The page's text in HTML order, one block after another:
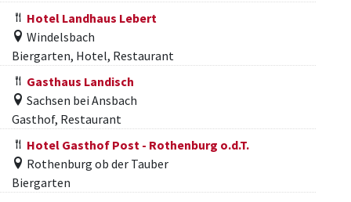
Hotel Landhaus Lebert
Windelsbach
Biergarten, Hotel, Restaurant
Gasthaus Landisch
Sachsen bei Ansbach
Gasthof, Restaurant
Hotel Gasthof Post - Rothenburg o.d.T.
Rothenburg ob der Tauber
Biergarten